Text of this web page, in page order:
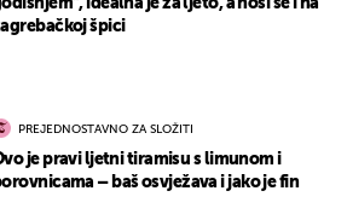
idealna je za ljeto, a nosi se i na
špici
PREJEDNOSTAVNO ZA SLOŽITI
je pravi ljetni tiramisu s limunom i
– baš osvježava i jako je fin